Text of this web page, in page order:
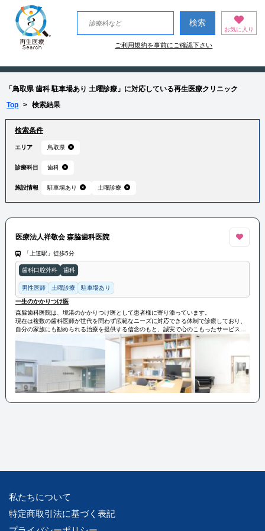
お気に入り
ご利用規約を事前にご確認下さい
「鳥取県 歯科 駐車場あり 土曜診療」に対応している再生医療クリニック
Top > 検索結果
検索条件
エリア 鳥取県
診療科目 歯科
施設情報 駐車場あり 土曜診療
医療法人祥敬会 森脇歯科医院
「上道駅」徒歩5分
歯科口腔外科 歯科
男性医師 土曜診療 駐車場あり
一生のかかりつけ医
森脇歯科医院は、境港のかかりつけ医として患者様に寄り添っています。
現在は複数の歯科医師が世代を問わず広範なニーズに対応できる体制で診療しており、
自分の家族にも勧められる治療を提供する信念のもと、誠実で心のこもったサービスを
開業以来の想いを変えず、地域の皆様の「一生のかかりつけ医」として、スタッフ一同
私たちについて
特定商取引法に基づく表記